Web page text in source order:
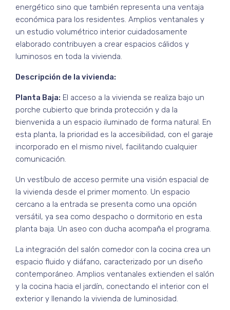
energético sino que también representa una ventaja
económica para los residentes. Amplios ventanales y
un estudio volumétrico interior cuidadosamente
elaborado contribuyen a crear espacios cálidos y
luminosos en toda la vivienda.
Descripción de la vivienda:
Planta Baja: El acceso a la vivienda se realiza bajo un
porche cubierto que brinda protección y da la
bienvenida a un espacio iluminado de forma natural. En
esta planta, la prioridad es la accesibilidad, con el garaje
incorporado en el mismo nivel, facilitando cualquier
comunicación.
Un vestíbulo de acceso permite una visión espacial de
la vivienda desde el primer momento. Un espacio
cercano a la entrada se presenta como una opción
versátil, ya sea como despacho o dormitorio en esta
planta baja. Un aseo con ducha acompaña el programa.
La integración del salón comedor con la cocina crea un
espacio fluido y diáfano, caracterizado por un diseño
contemporáneo. Amplios ventanales extienden el salón
y la cocina hacia el jardín, conectando el interior con el
exterior y llenando la vivienda de luminosidad.